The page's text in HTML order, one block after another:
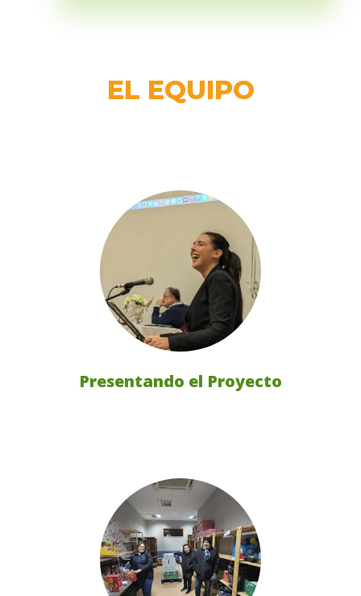
EL EQUIPO
Presentando el Proyecto